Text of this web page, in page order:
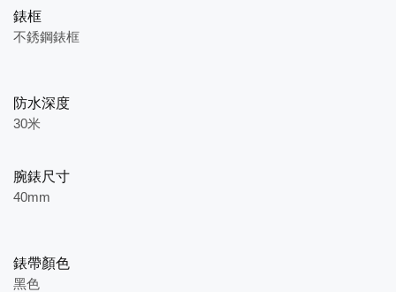
錶框
不銹鋼錶框
防水深度
30米
腕錶尺寸
40mm
錶帶顏色
黑色